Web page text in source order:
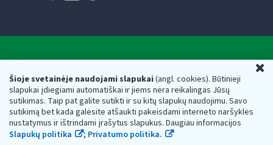
Šioje svetainėje naudojami slapukai(angl. cookies). Būtinieji
slapukai įdiegiami automatiškai ir jiems nėra reikalingas Jūsų
sutikimas. Taip pat galite sutikti ir su kitų slapukų naudojimu. Savo
sutikimą bet kada galėsite atšaukti pakeisdami interneto naršyklės
nustatymus ir ištrindami įrašytus slapukus. Daugiau informacijos
Slapukų politika
; Privatumo politika.
Valstybinė mokesčių inspekcija prie Lietuvos
Respublikos finansų ministerijos
Biudžetinė įstaiga. Juridinio asmens kodas — 188659752,
adresas: Vasario 16-osios g. 14, 01107 Vilnius, Lietuva, el.paštas:
vmi@vmi.lt , E. pristatymo dėžutės adresas 188659752
Duomenys apie Valstybinę mokesčių inspekciją prie Lietuvos
Respublikos finansų ministerijos kaupiami ir saugomi Juridinių